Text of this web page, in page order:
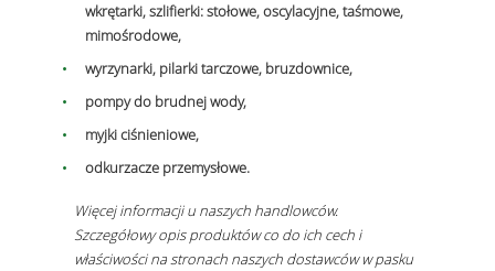
wkrętarki, szlifierki: stołowe, oscylacyjne, taśmowe,
mimośrodowe,
wyrzynarki, pilarki tarczowe, bruzdownice,
pompy do brudnej wody,
myjki ciśnieniowe,
odkurzacze przemysłowe.
Więcej informacji u naszych handlowców.
Szczegółowy opis produktów co do ich cech i
właściwości na stronach naszych dostawców w pasku